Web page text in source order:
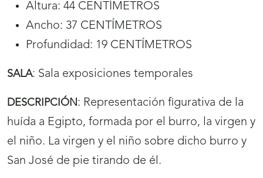
Altura: 44 CENTÍMETROS
Ancho: 37 CENTÍMETROS
Profundidad: 19 CENTÍMETROS
SALA: Sala exposiciones temporales
DESCRIPCIÓN: Representación figurativa de la
huída a Egipto, formada por el burro, la virgen y
el niño. La virgen y el niño sobre dicho burro y
San José de pie tirando de él.